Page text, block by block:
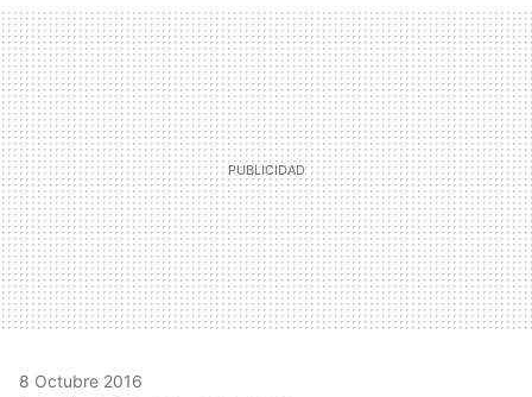
MAIL
8 Octubre 2016